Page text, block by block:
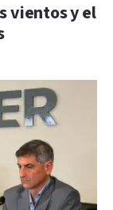
vientos y el